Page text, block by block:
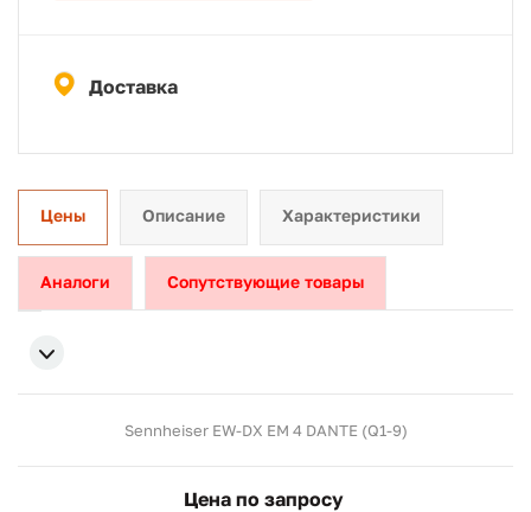
Доставка
Цены Описание Характеристики
Аналоги Сопутствующие товары
Sennheiser EW-DX EM 4 DANTE (Q1-9)
Цена по запросу